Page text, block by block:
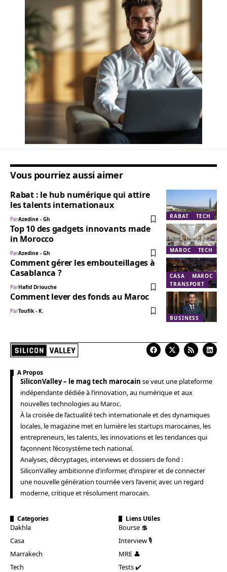
Vous pourriez aussi aimer
RABAT TECH
Rabat : le hub numérique qui attire
les talents internationaux
ParAzedine - Gh
MAROC TECH
Top 10 des gadgets innovants made
in Morocco
ParAzedine - Gh
CASA
MAROC
TRANSPORT
Comment gérer les embouteillages à
Casablanca ?
ParHafid Driouche
BUSINESS
Comment lever des fonds au Maroc
ParToufik - K.
A Propos
SiliconValley – le mag tech marocain se veut une plateforme
indépendante dédiée à l’innovation, au numérique et aux
nouvelles technologies au Maroc.
À la croisée de l’actualité tech internationale et des dynamiques
locales, le magazine met en lumière les startups marocaines, les
entrepreneurs, les talents, les innovations et les tendances qui
façonnent l’écosystème tech national.
Analyses, décryptages, interviews et dossiers de fond :
SiliconValley ambitionne d’informer, d’inspirer et de connecter
une nouvelle génération tournée vers l’avenir, avec un regard
moderne, critique et résolument marocain.
Categories
Dakhla
Casa
Marrakech
Tech
Liens Utiles
Bourse 💲
Interview 🎙️
MRE 👤
Tests ✔️